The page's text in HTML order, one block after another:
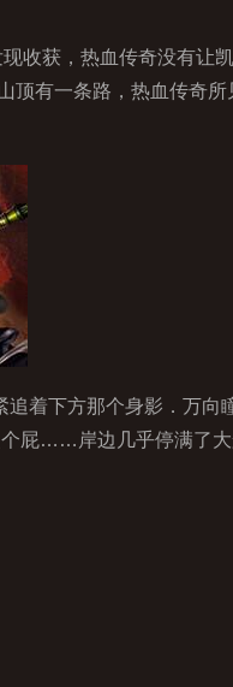
收获，热血传奇没有让
有一条路，热血传奇
着下方那个身影．万向
屁……岸边几乎停满了